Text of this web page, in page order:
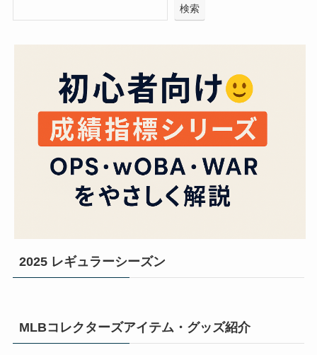
検索
2025 レギュラーシーズン
MLBコレクターズアイテム・グッズ紹介